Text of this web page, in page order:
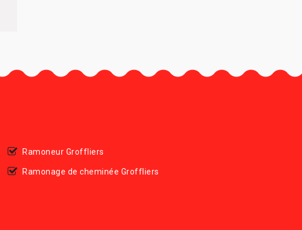
Ramoneur Groffliers
Ramonage de cheminée Groffliers